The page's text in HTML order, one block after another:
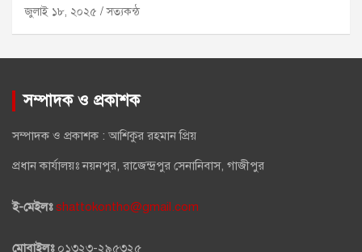
জুলাই ১৮, ২০২৫ সত্যকন্ঠ
সম্পাদক ও প্রকাশক
সম্পাদক ও প্রকাশক : আশিকুর রহমান প্রিয়
প্রধান কার্যালয়ঃ নয়নপুর, রাজেন্দ্রপুর সেনানিবাস, গাজীপুর
ই-মেইলঃ shattokontho@gmail.com
মোবাইলঃ০১৩২৩-২৯৫৩২৫